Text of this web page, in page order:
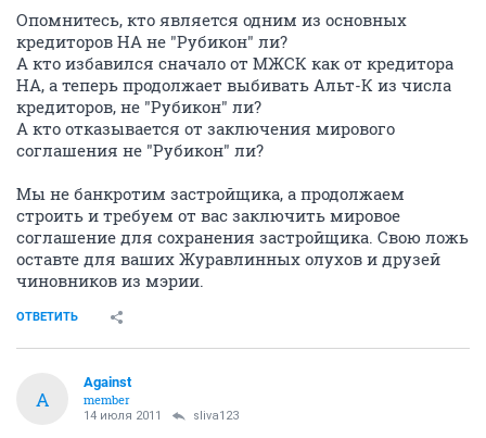
Опомнитесь, кто является одним из основных
кредиторов НА не "Рубикон" ли?
А кто избавился сначало от МЖСК как от кредитора
НА, а теперь продолжает выбивать Альт-К из числа
кредиторов, не "Рубикон" ли?
А кто отказывается от заключения мирового
соглашения не "Рубикон" ли?
Мы не банкротим застройщика, а продолжаем
строить и требуем от вас заключить мировое
соглашение для сохранения застройщика. Свою ложь
оставте для ваших Журавлинных олухов и друзей
чиновников из мэрии.
ОТВЕТИТЬ
A
Against
member
14 июля 2011 sliva123